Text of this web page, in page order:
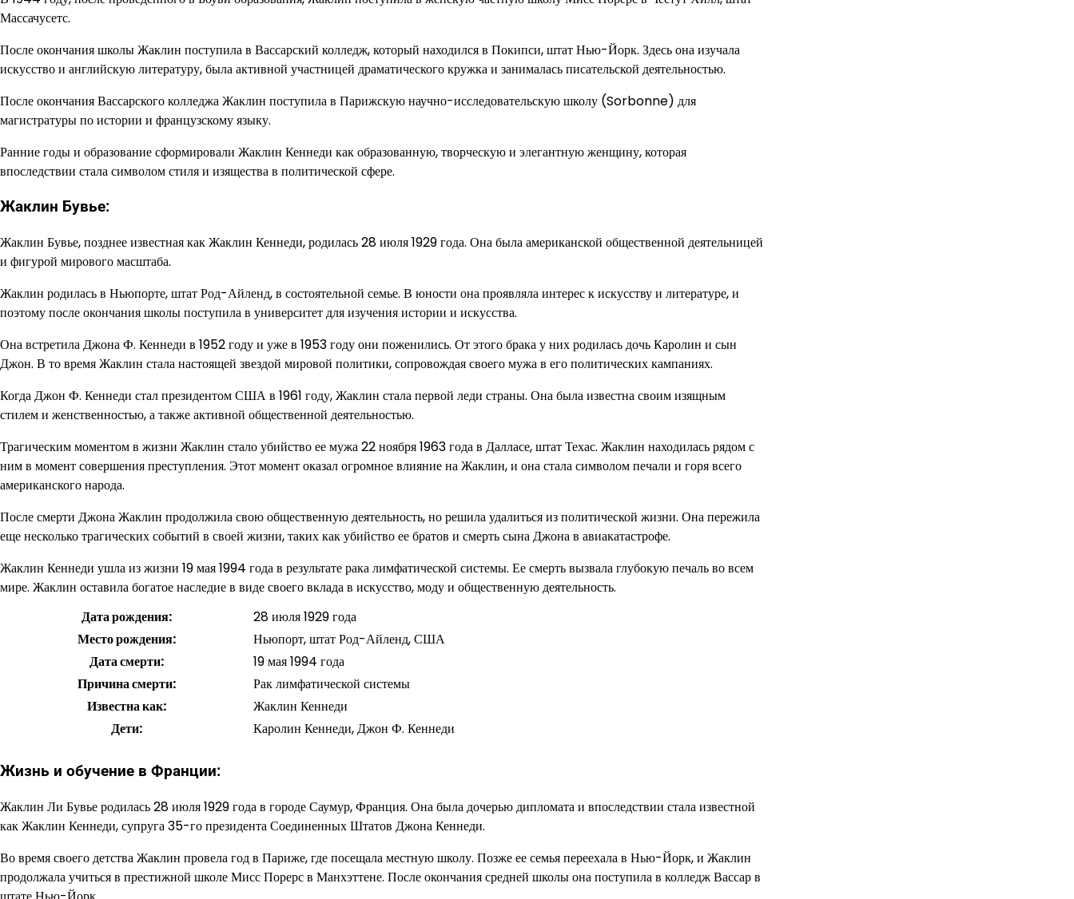
Массачусетс.
После окончания школы Жаклин поступила в Вассарский колледж, который находился в Покипси, штат Нью-Йорк. Здесь она изучала
искусство и английскую литературу, была активной участницей драматического кружка и занималась писательской деятельностью.
После окончания Вассарского колледжа Жаклин поступила в Парижскую научно-исследовательскую школу (Sorbonne) для
магистратуры по истории и французскому языку.
Ранние годы и образование сформировали Жаклин Кеннеди как образованную, творческую и элегантную женщину, которая
впоследствии стала символом стиля и изящества в политической сфере.
Жаклин Бувье:
Жаклин Бувье, позднее известная как Жаклин Кеннеди, родилась 28 июля 1929 года. Она была американской общественной деятельницей
и фигурой мирового масштаба.
Жаклин родилась в Ньюпорте, штат Род-Айленд, в состоятельной семье. В юности она проявляла интерес к искусству и литературе, и
поэтому после окончания школы поступила в университет для изучения истории и искусства.
Она встретила Джона Ф. Кеннеди в 1952 году и уже в 1953 году они поженились. От этого брака у них родилась дочь Каролин и сын
Джон. В то время Жаклин стала настоящей звездой мировой политики, сопровождая своего мужа в его политических кампаниях.
Когда Джон Ф. Кеннеди стал президентом США в 1961 году, Жаклин стала первой леди страны. Она была известна своим изящным
стилем и женственностью, а также активной общественной деятельностью.
Трагическим моментом в жизни Жаклин стало убийство ее мужа 22 ноября 1963 года в Далласе, штат Техас. Жаклин находилась рядом с
ним в момент совершения преступления. Этот момент оказал огромное влияние на Жаклин, и она стала символом печали и горя всего
американского народа.
После смерти Джона Жаклин продолжила свою общественную деятельность, но решила удалиться из политической жизни. Она пережила
еще несколько трагических событий в своей жизни, таких как убийство ее братов и смерть сына Джона в авиакатастрофе.
Жаклин Кеннеди ушла из жизни 19 мая 1994 года в результате рака лимфатической системы. Ее смерть вызвала глубокую печаль во всем
мире. Жаклин оставила богатое наследие в виде своего вклада в искусство, моду и общественную деятельность.
Дата рождения:
28 июля 1929 года
Место рождения:
Ньюпорт, штат Род-Айленд, США
Дата смерти:
19 мая 1994 года
Причина смерти:
Рак лимфатической системы
Известна как:
Жаклин Кеннеди
Дети:
Каролин Кеннеди, Джон Ф. Кеннеди
Жизнь и обучение в Франции:
Жаклин Ли Бувье родилась 28 июля 1929 года в городе Саумур, Франция. Она была дочерью дипломата и впоследствии стала известной
как Жаклин Кеннеди, супруга 35-го президента Соединенных Штатов Джона Кеннеди.
Во время своего детства Жаклин провела год в Париже, где посещала местную школу. Позже ее семья переехала в Нью-Йорк, и Жаклин
продолжала учиться в престижной школе Мисс Порерс в Манхэттене. После окончания средней школы она поступила в колледж Вассар в